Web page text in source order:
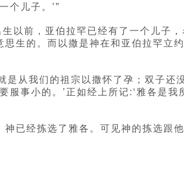
个儿子。’”
以前，亚伯拉罕已经有了一个儿子
生的。而以撒是神在和亚伯拉罕立
从我们的祖宗以撒怀了孕；双子还
事小的。’正如经上所记:‘雅各是我
已经拣选了雅各。可见神的拣选跟